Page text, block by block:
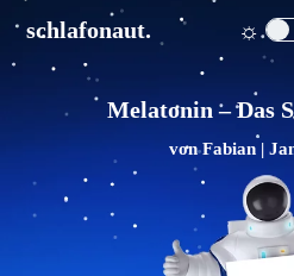
schlafonaut. ☼
Melatonin – Das
vonFabian|